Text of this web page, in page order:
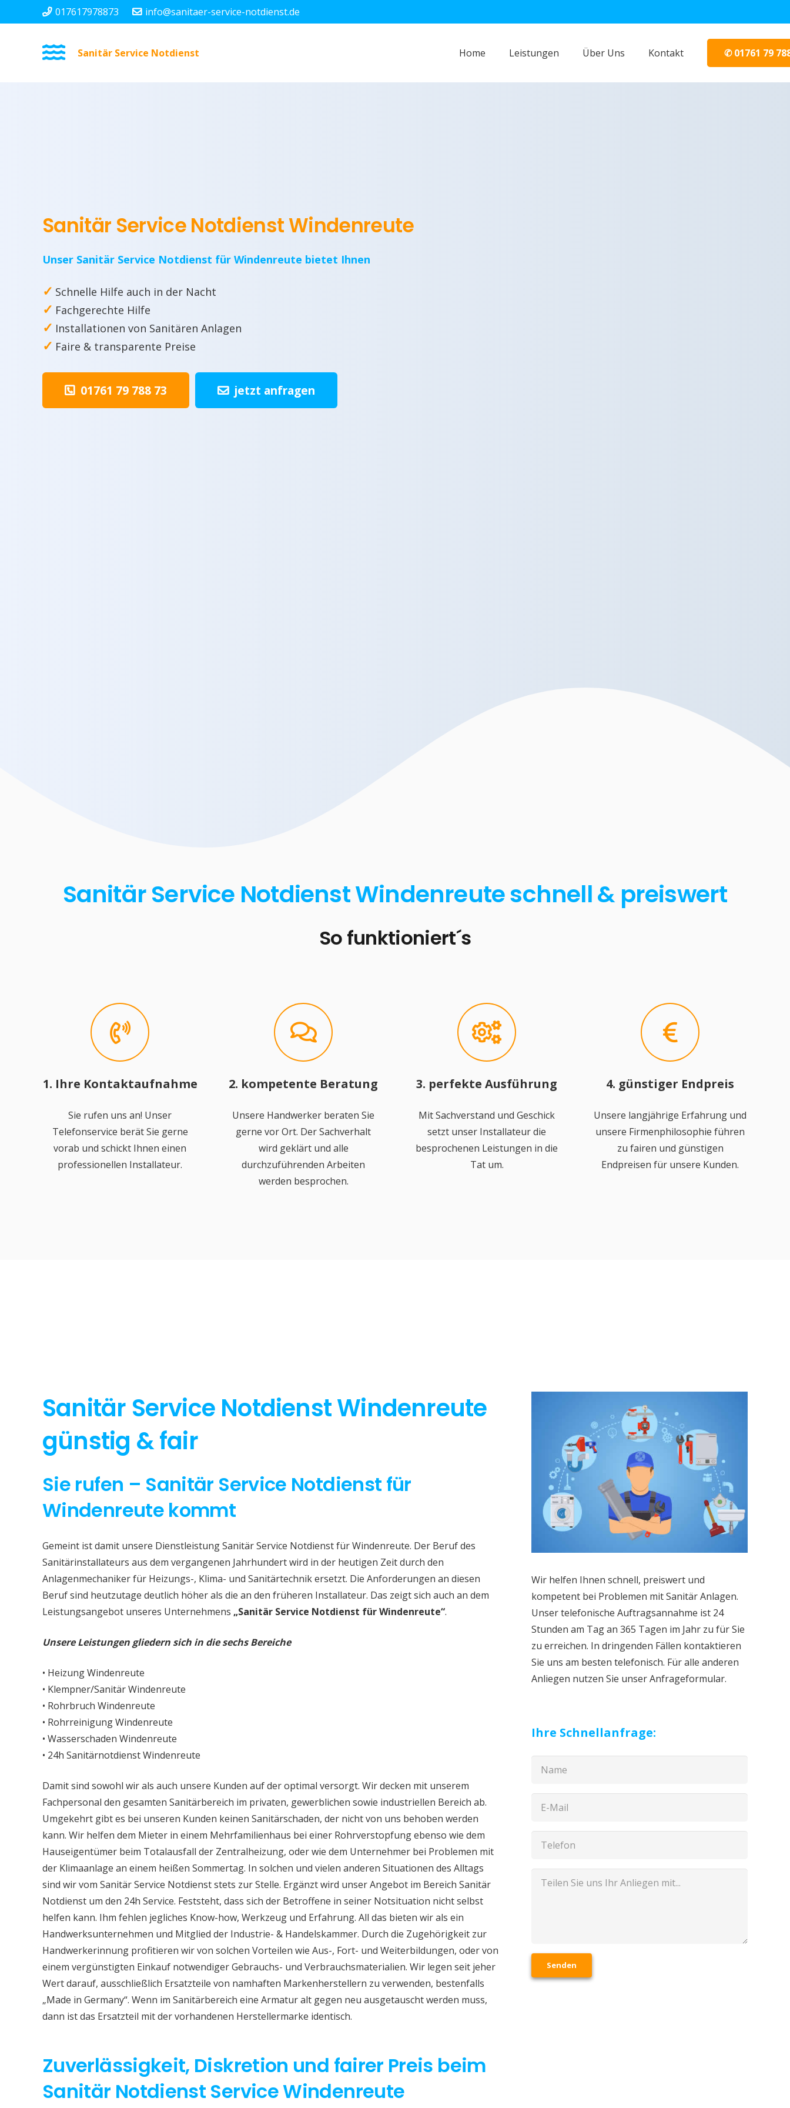
017617978873 info@sanitaer-service-notdienst.de
Sanitär Service Notdienst Home Leistungen Über Uns Kontakt ✆ 01761 79
Sanitär Service Notdienst Windenreute
Unser Sanitär Service Notdienst für Windenreute bietet Ihnen
✓ Schnelle Hilfe auch in der Nacht
✓ Fachgerechte Hilfe
✓ Installationen von Sanitären Anlagen
✓ Faire & transparente Preise
01761 79 788 73 jetzt anfragen
Sanitär Service Notdienst Windenreute schnell & preiswert
So funktioniert´s
1. Ihre Kontaktaufnahme
Sie rufen uns an! Unser
Telefonservice berät Sie gerne
vorab und schickt Ihnen einen
professionellen Installateur.
2. kompetente Beratung
Unsere Handwerker beraten Sie
gerne vor Ort. Der Sachverhalt
wird geklärt und alle
durchzuführenden Arbeiten
werden besprochen.
3. perfekte Ausführung
Mit Sachverstand und Geschick
setzt unser Installateur die
besprochenen Leistungen in die
Tat um.
4. günstiger Endpreis
Unsere langjährige Erfahrung und
unsere Firmenphilosophie führen
zu fairen und günstigen
Endpreisen für unsere Kunden.
Sanitär Service Notdienst Windenreute
günstig & fair
Sie rufen – Sanitär Service Notdienst für
Windenreute kommt
Gemeint ist damit unsere Dienstleistung Sanitär Service Notdienst für Windenreute. Der Beruf des
Sanitärinstallateurs aus dem vergangenen Jahrhundert wird in der heutigen Zeit durch den
Anlagenmechaniker für Heizungs-, Klima- und Sanitärtechnik ersetzt. Die Anforderungen an diesen
Beruf sind heutzutage deutlich höher als die an den früheren Installateur. Das zeigt sich auch an dem
Leistungsangebot unseres Unternehmens „Sanitär Service Notdienst für Windenreute“.
Unsere Leistungen gliedern sich in die sechs Bereiche
• Heizung Windenreute
• Klempner/Sanitär Windenreute
• Rohrbruch Windenreute
• Rohrreinigung Windenreute
• Wasserschaden Windenreute
• 24h Sanitärnotdienst Windenreute
Damit sind sowohl wir als auch unsere Kunden auf der optimal versorgt. Wir decken mit unserem
Fachpersonal den gesamten Sanitärbereich im privaten, gewerblichen sowie industriellen Bereich ab.
Umgekehrt gibt es bei unseren Kunden keinen Sanitärschaden, der nicht von uns behoben werden
kann. Wir helfen dem Mieter in einem Mehrfamilienhaus bei einer Rohrverstopfung ebenso wie dem
Hauseigentümer beim Totalausfall der Zentralheizung, oder wie dem Unternehmer bei Problemen mit
der Klimaanlage an einem heißen Sommertag. In solchen und vielen anderen Situationen des Alltags
sind wir vom Sanitär Service Notdienst stets zur Stelle. Ergänzt wird unser Angebot im Bereich Sanitär
Notdienst um den 24h Service. Feststeht, dass sich der Betroffene in seiner Notsituation nicht selbst
helfen kann. Ihm fehlen jegliches Know-how, Werkzeug und Erfahrung. All das bieten wir als ein
Handwerksunternehmen und Mitglied der Industrie- & Handelskammer. Durch die Zugehörigkeit zur
Handwerkerinnung profitieren wir von solchen Vorteilen wie Aus-, Fort- und Weiterbildungen, oder von
einem vergünstigten Einkauf notwendiger Gebrauchs- und Verbrauchsmaterialien. Wir legen seit jeher
Wert darauf, ausschließlich Ersatzteile von namhaften Markenherstellern zu verwenden, bestenfalls
„Made in Germany“. Wenn im Sanitärbereich eine Armatur alt gegen neu ausgetauscht werden muss,
dann ist das Ersatzteil mit der vorhandenen Herstellermarke identisch.
Zuverlässigkeit, Diskretion und fairer Preis beim
Sanitär Notdienst Service Windenreute
Wir helfen Ihnen schnell, preiswert und
kompetent bei Problemen mit Sanitär Anlagen.
Unser telefonische Auftragsannahme ist 24
Stunden am Tag an 365 Tagen im Jahr zu für Sie
zu erreichen. In dringenden Fällen kontaktieren
Sie uns am besten telefonisch. Für alle anderen
Anliegen nutzen Sie unser Anfrageformular.
Ihre Schnellanfrage:
Senden